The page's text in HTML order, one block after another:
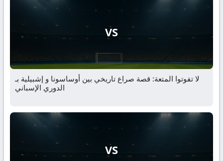
VS
لا تفوتوا المتعة: قصة صراع تاريخي بين أوساسونا و إشبيلية بـ
الدوري الإسباني
VS